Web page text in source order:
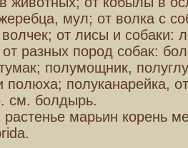
мул; от волка с
от лисы и собаки:
разных пород собак:
полумощник,
полуканарейка,
см. болдырь.
растенье марьин корень